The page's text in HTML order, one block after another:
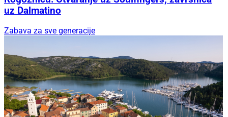
uz Dalmatino
Zabava za sve generacije